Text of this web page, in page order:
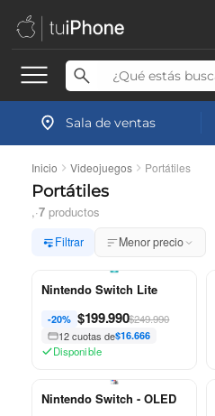
Sala de ventas
Inicio Videojuegos Portátiles
Portátiles
,·7productos
Filtrar Menor precio
Nintendo Switch Lite
-20% $199.990$249.990
12 cuotas de$16.666
Disponible
Nintendo Switch - OLED